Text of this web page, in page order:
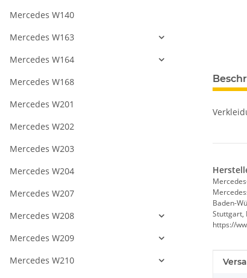
Baden-
Stuttgart,
https://
Wert
Mercedes W140
Mercedes W163
Mercedes W164
Mercedes W168
Mercedes W201
Mercedes W202
Mercedes W203
Mercedes W204
Mercedes W207
Mercedes W208
Mercedes W209
Mercedes W210